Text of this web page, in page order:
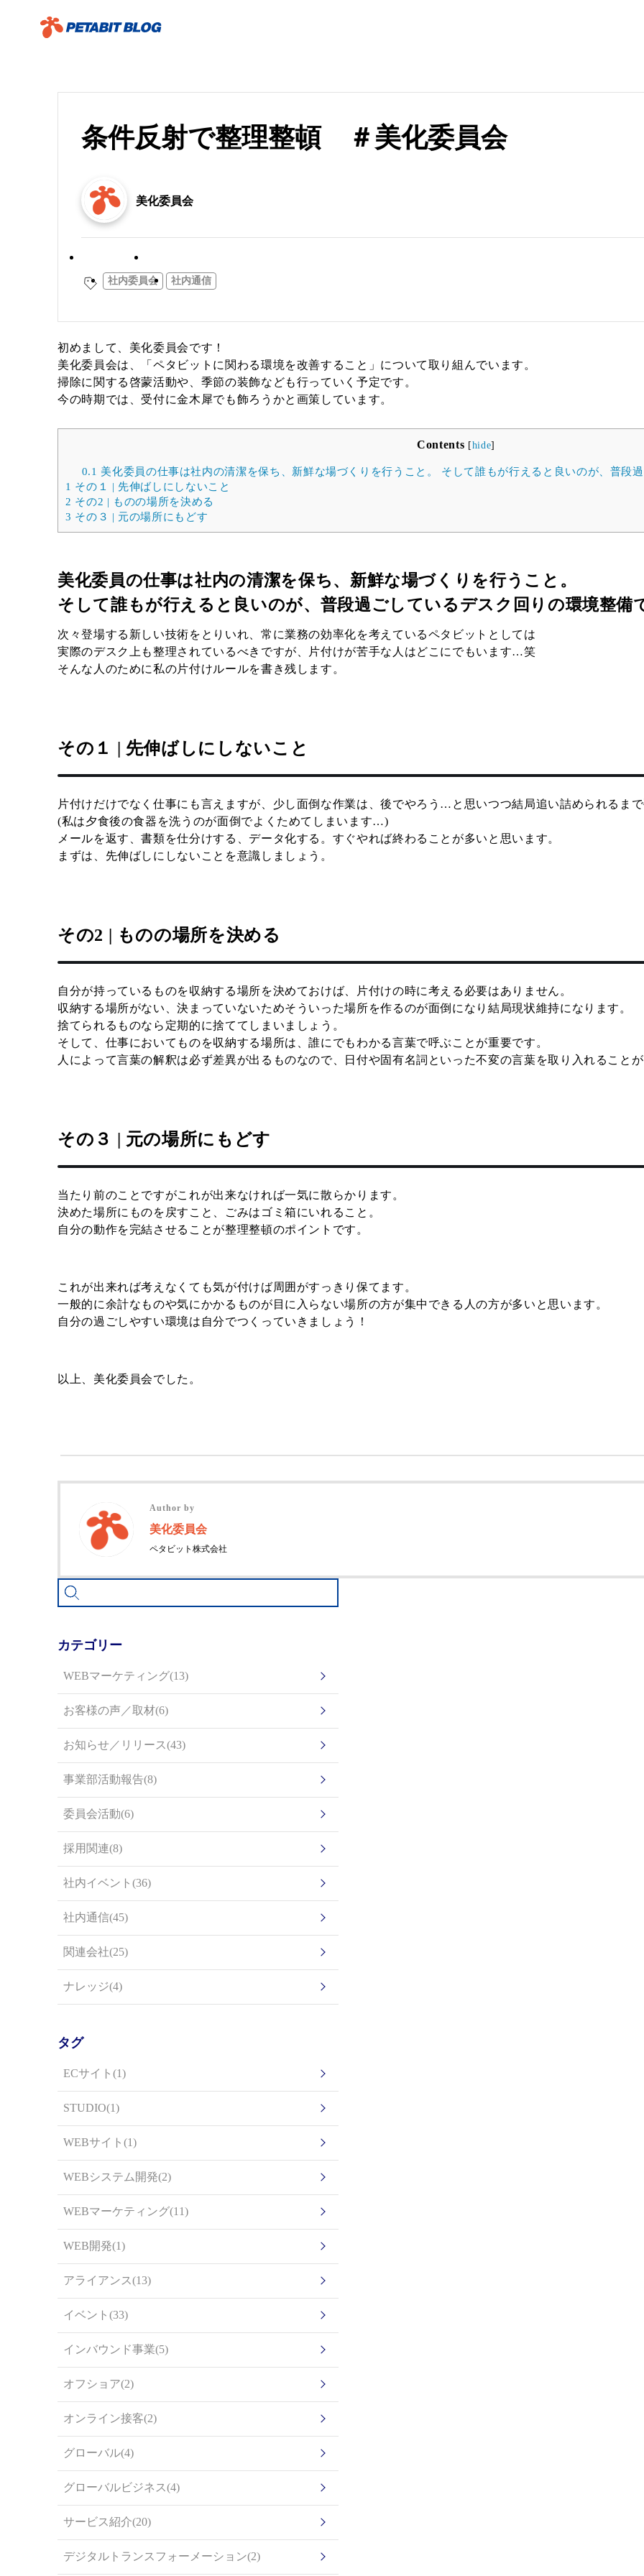
条件反射で整理整頓 ＃美化委員会
美化委員会
委員会活動
社内委員会 社内通信
初めまして、美化委員会です！
美化委員会は、「ペタビットに関わる環境を改善すること」について取り組んでいます。
掃除に関する啓蒙活動や、季節の装飾なども行っていく予定です。
今の時期では、受付に金木犀でも飾ろうかと画策しています。
Contents [hide]
0.1 美化委員の仕事は社内の清潔を保ち、新鮮な場づくりを行うこと。 そして誰もが行えると良いのが、普段
1 その１ | 先伸ばしにしないこと
2 その2 | ものの場所を決める
3 その３ | 元の場所にもどす
美化委員の仕事は社内の清潔を保ち、新鮮な場づくりを行うこと。
そして誰もが行えると良いのが、普段過ごしているデスク回りの環境整備
次々登場する新しい技術をとりいれ、常に業務の効率化を考えているペタビットとしては
実際のデスク上も整理されているべきですが、片付けが苦手な人はどこにでもいます…笑
そんな人のために私の片付けルールを書き残します。
その１ | 先伸ばしにしないこと
片付けだけでなく仕事にも言えますが、少し面倒な作業は、後でやろう…と思いつつ結局追い詰められるまで
(私は夕食後の食器を洗うのが面倒でよくためてしまいます…)
メールを返す、書類を仕分けする、データ化する。すぐやれば終わることが多いと思います。
まずは、先伸ばしにしないことを意識しましょう。
その2 | ものの場所を決める
自分が持っているものを収納する場所を決めておけば、片付けの時に考える必要はありません。
収納する場所がない、決まっていないためそういった場所を作るのが面倒になり結局現状維持になります。
捨てられるものなら定期的に捨ててしまいましょう。
そして、仕事においてものを収納する場所は、誰にでもわかる言葉で呼ぶことが重要です。
人によって言葉の解釈は必ず差異が出るものなので、日付や固有名詞といった不変の言葉を取り入れること
その３ | 元の場所にもどす
当たり前のことですがこれが出来なければ一気に散らかります。
決めた場所にものを戻すこと、ごみはゴミ箱にいれること。
自分の動作を完結させることが整理整頓のポイントです。
これが出来れば考えなくても気が付けば周囲がすっきり保てます。
一般的に余計なものや気にかかるものが目に入らない場所の方が集中できる人の方が多いと思います。
自分の過ごしやすい環境は自分でつくっていきましょう！
以上、美化委員会でした。
Author by
美化委員会
ペタビット株式会社
カテゴリー
WEBマーケティング(13)
お客様の声／取材(6)
お知らせ／リリース(43)
事業部活動報告(8)
委員会活動(6)
採用関連(8)
社内イベント(36)
社内通信(45)
関連会社(25)
ナレッジ(4)
タグ
ECサイト(1)
STUDIO(1)
WEBサイト(1)
WEBシステム開発(2)
WEBマーケティング(11)
WEB開発(1)
アライアンス(13)
イベント(33)
インバウンド事業(5)
オフショア(2)
オンライン接客(2)
グローバル(4)
グローバルビジネス(4)
サービス紹介(20)
デジタルトランスフォーメーション(2)